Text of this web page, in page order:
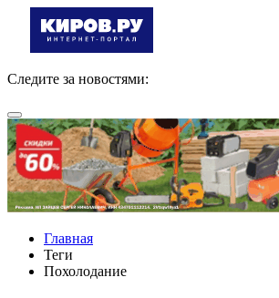
Следите за новостями:
Главная
Теги
Похолодание